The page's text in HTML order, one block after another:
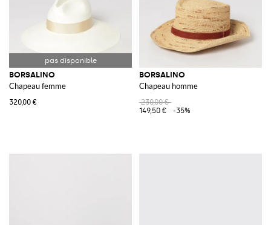
BORSALINO
Chapeau femme
320,00 €
BORSALINO
Chapeau homme
230,00 €
149,50 €
-35%